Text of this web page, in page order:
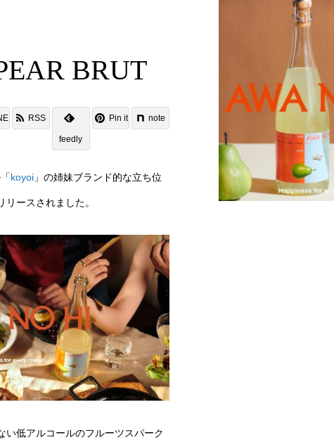
BRUT
RSS
feedly
Pin it note
koyoi」の姉妹ブランド的な立ち位
リースされました。
い低アルコールのフルーツスパーク